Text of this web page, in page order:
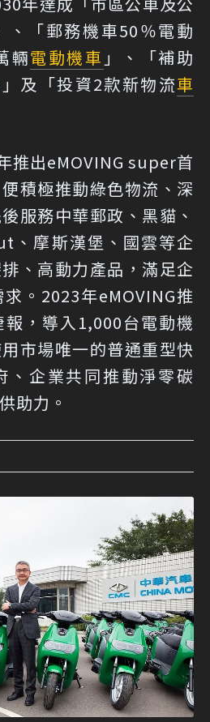
、「郵務機車50％電動
輛電動機車 」、「補助
及「投資2款新物流車
推出eMOVING super首
積極推動綠色物流、深
服務中華郵政、黑貓、
、摩斯漢堡、國雲等企
、高動力產品，滿足企
。2023年eMOVING推
，導入1,000台電動機
市場唯一的普通重型快
、企業共同推動淨零碳
助力。